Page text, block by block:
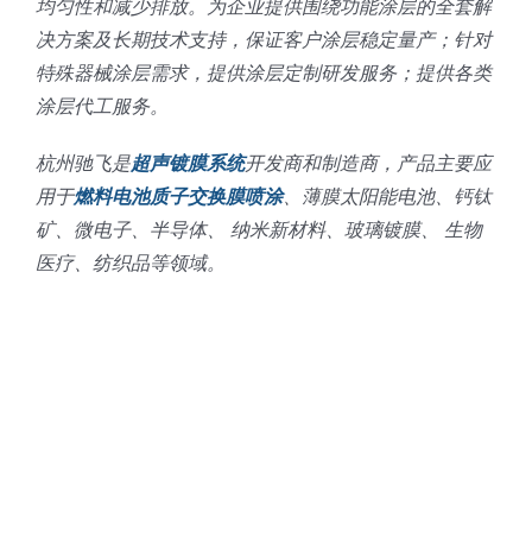
均匀性和减少排放。为企业提供围绕功能涂层的全套解
决方案及长期技术支持，保证客户涂层稳定量产；针对
特殊器械涂层需求，提供涂层定制研发服务；提供各类
涂层代工服务。
杭州驰飞是超声镀膜系统开发商和制造商，产品主要应
用于燃料电池质子交换膜喷涂、薄膜太阳能电池、钙钛
矿、微电子、半导体、 纳米新材料、玻璃镀膜、 生物
医疗、纺织品等领域。